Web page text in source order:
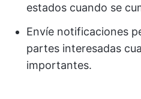
estados cuando se
Envíe notificaciones
partes interesadas
importantes.